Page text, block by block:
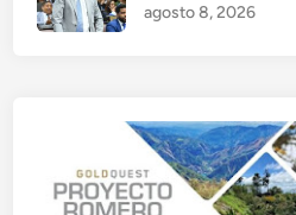
agosto 8, 2026